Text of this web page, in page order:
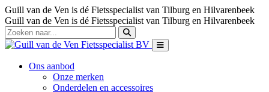
Guill van de Ven is dé Fietsspecialist van Tilburg en Hilvarenbeek
Guill van de Ven is dé Fietsspecialist van Tilburg en Hilvarenbeek
Ons aanbod
Onze merken
Onderdelen en accessoires